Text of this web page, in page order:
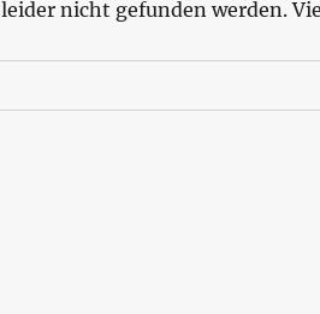
leider nicht gefunden werden.